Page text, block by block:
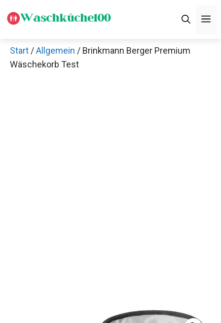
Inhalt
Start /Allgemein / Brinkmann Berger Premium
Wäschekorb Test